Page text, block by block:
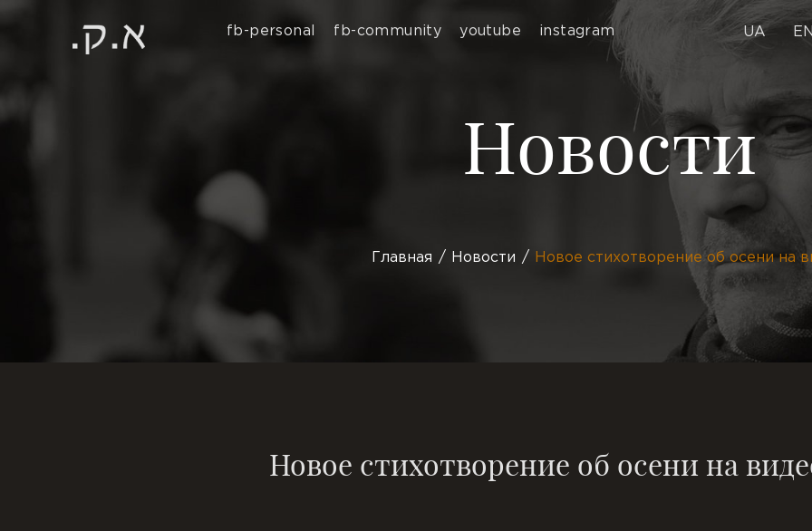
fb-personal fb-community youtube instagram UA
Новости
Главная Новости Новое стихотворение об осени на
Новое стихотворение об осени на